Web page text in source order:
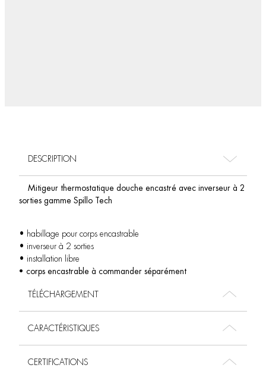
DESCRIPTION
Mitigeur thermostatique douche encastré avec inverseur à 2
sorties gamme Spillo Tech
• habillage pour corps encastrable
• inverseur à 2 sorties
• installation libre
• corps encastrable à commander séparément
TÉLÉCHARGEMENT
CARACTÉRISTIQUES
CERTIFICATIONS